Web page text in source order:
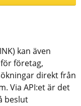
kan även
företag,
direkt från
Via API:et är det
beslut